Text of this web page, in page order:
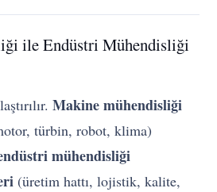
ile Endüstri Mühendisliği
Makine mühendisliği
türbin, robot, klima)
mühendisliği
(üretim hattı, lojistik, kalite,